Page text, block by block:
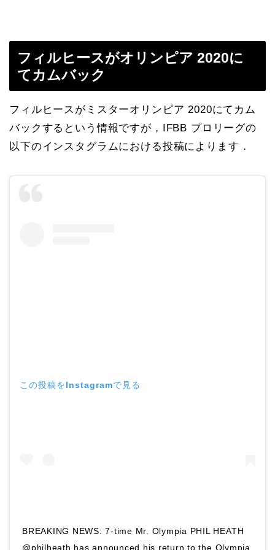
フィルヒースがオリンピア 2020に
てカムバック
フィルヒースがミスターオリンピア 2020にてカム
バックするという情報ですが，IFBB プロリーグの
以下のインスタグラムにおける投稿によります．
この投稿をInstagramで見る
BREAKING NEWS: 7-time Mr. Olympia PHIL HEATH
@philheath has announced his return to the Olympia